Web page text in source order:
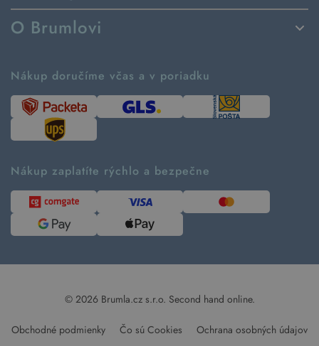
Spôsoby dodania a platby
Vrátenie tovaru a reklamácia
Návod ako nakupovať
Tabuľka veľkostí
Predávané značky
Kontakt
O Brumlovi
Ako tvoríme second hand
Časté otázky
Kde pomáhame
Udržateľnosť
Blog
Pre médiá
Nákup doručíme včas a v poriadku
Nákup zaplatíte rýchlo a bezpečne
© 2026 Brumla.cz s.r.o. Second hand online.
Obchodné podmienky Čo sú Cookies Ochrana osobných údajov